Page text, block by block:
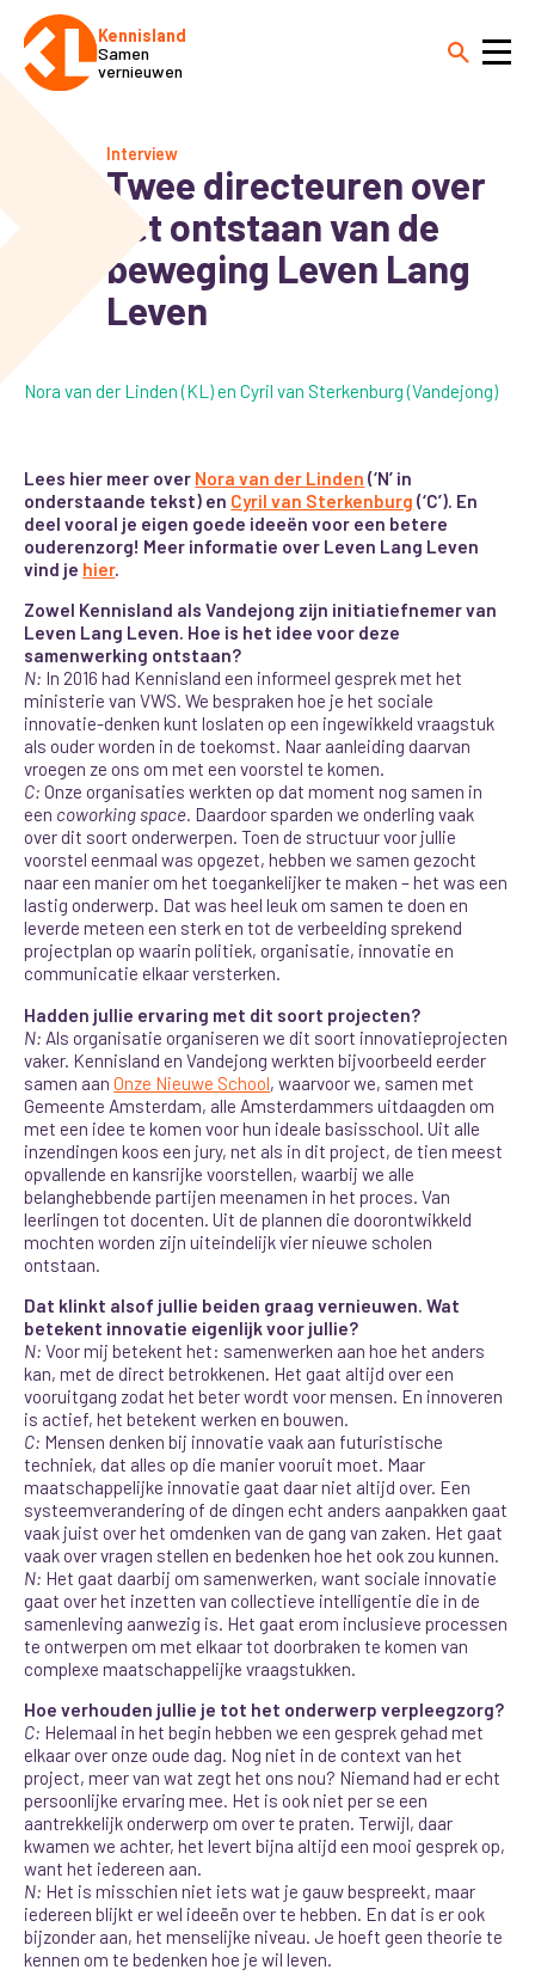
Kennisland
Samen
vernieuwen
Interview
Twee directeuren over
het ontstaan van de
beweging Leven Lang
Leven
Nora van der Linden (KL) en Cyril van Sterkenburg (Vandejong)
Lees hier meer over Nora van der Linden (‘N’ in
onderstaande tekst) en Cyril van Sterkenburg (‘C’). En
deel vooral je eigen goede ideeën voor een betere
ouderenzorg! Meer informatie over Leven Lang Leven
vind je hier.
Zowel Kennisland als Vandejong zijn initiatiefnemer van
Leven Lang Leven. Hoe is het idee voor deze
samenwerking ontstaan?
N: In 2016 had Kennisland een informeel gesprek met het
ministerie van VWS. We bespraken hoe je het sociale
innovatie-denken kunt loslaten op een ingewikkeld vraagstuk
als ouder worden in de toekomst. Naar aanleiding daarvan
vroegen ze ons om met een voorstel te komen.
C: Onze organisaties werkten op dat moment nog samen in
een coworking space. Daardoor sparden we onderling vaak
over dit soort onderwerpen. Toen de structuur voor jullie
voorstel eenmaal was opgezet, hebben we samen gezocht
naar een manier om het toegankelijker te maken – het was een
lastig onderwerp. Dat was heel leuk om samen te doen en
leverde meteen een sterk en tot de verbeelding sprekend
projectplan op waarin politiek, organisatie, innovatie en
communicatie elkaar versterken.
Hadden jullie ervaring met dit soort projecten?
N: Als organisatie organiseren we dit soort innovatieprojecten
vaker. Kennisland en Vandejong werkten bijvoorbeeld eerder
samen aanOnze Nieuwe School, waarvoor we, samen met
Gemeente Amsterdam, alle Amsterdammers uitdaagden om
met een idee te komen voor hun ideale basisschool. Uit alle
inzendingen koos een jury, net als in dit project, de tien meest
opvallende en kansrijke voorstellen, waarbij we alle
belanghebbende partijen meenamen in het proces. Van
leerlingen tot docenten. Uit de plannen die doorontwikkeld
mochten worden zijn uiteindelijk vier nieuwe scholen
ontstaan.
Dat klinkt alsof jullie beiden graag vernieuwen. Wat
betekent innovatie eigenlijk voor jullie?
N: Voor mij betekent het: samenwerken aan hoe het anders
kan, met de direct betrokkenen. Het gaat altijd over een
vooruitgang zodat het beter wordt voor mensen. En innoveren
is actief, het betekent werken en bouwen.
C: Mensen denken bij innovatie vaak aan futuristische
techniek, dat alles op die manier vooruit moet. Maar
maatschappelijke innovatie gaat daar niet altijd over. Een
systeemverandering of de dingen echt anders aanpakken gaat
vaak juist over het omdenken van de gang van zaken. Het gaat
vaak over vragen stellen en bedenken hoe het ook zou kunnen.
N: Het gaat daarbij om samenwerken, want sociale innovatie
gaat over het inzetten van collectieve intelligentie die in de
samenleving aanwezig is. Het gaat erom inclusieve processen
te ontwerpen om met elkaar tot doorbraken te komen van
complexe maatschappelijke vraagstukken.
Hoe verhouden jullie je tot het onderwerp verpleegzorg?
C: Helemaal in het begin hebben we een gesprek gehad met
elkaar over onze oude dag. Nog niet in de context van het
project, meer van wat zegt het ons nou? Niemand had er echt
persoonlijke ervaring mee. Het is ook niet per se een
aantrekkelijk onderwerp om over te praten. Terwijl, daar
kwamen we achter, het levert bijna altijd een mooi gesprek op,
want het iedereen aan.
N: Het is misschien niet iets wat je gauw bespreekt, maar
iedereen blijkt er wel ideeën over te hebben. En dat is er ook
bijzonder aan, het menselijke niveau. Je hoeft geen theorie te
kennen om te bedenken hoe je wil leven.